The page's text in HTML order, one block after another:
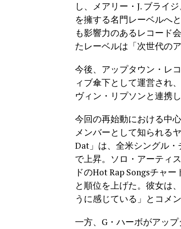
し、メアリー・J. ブライ
を擁する名門レーベルへ
も影響力のあるレコード
たレーベルは「次世代の
今後、アップタウン・レ
ィブ傘下として運営され
ヴィン・リプソンと連携
今回の再始動における中
メンバーとして知られる
Dat」は、全米シングル
で上昇。ソロ・アーティ
ドのHot Rap Songsチャ
と順位を上げた。彼女は
うに感じている」とコメ
一方、G・ハーボがアッ